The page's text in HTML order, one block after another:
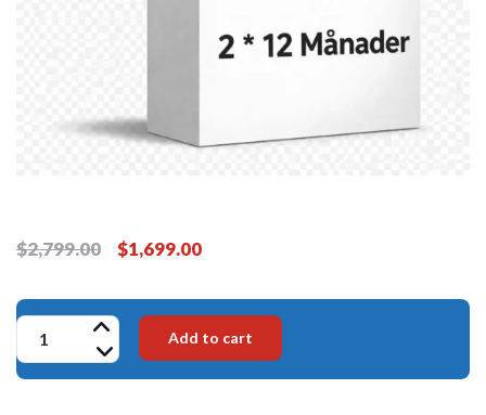
$2,799.00
Original
was:
$2,799.00.
$1,699.00
is:
$1,699.00.
Månader
Add to cart